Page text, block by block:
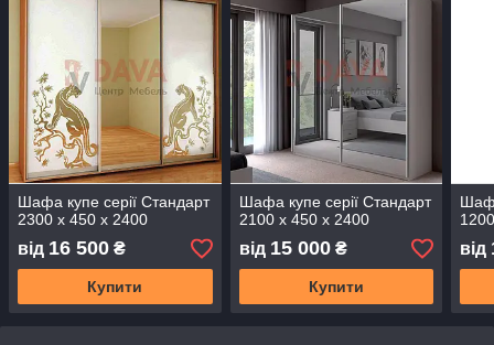
Шафа купе серії Стандарт
2300 х 450 х 2400
від 16 500 ₴
Купити
Шафа купе серії Стандарт
2100 х 450 х 2400
від 15 000₴
Купити
від